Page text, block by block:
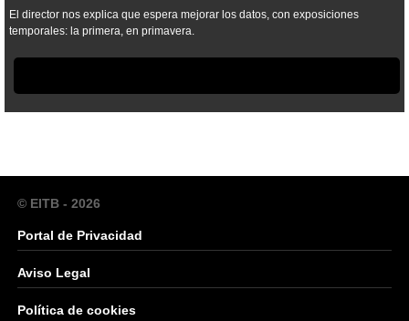
El director nos explica que espera mejorar los datos, con exposiciones
temporales: la primera, en primavera.
© EITB - 2026
Portal de Privacidad
Aviso Legal
Política de cookies